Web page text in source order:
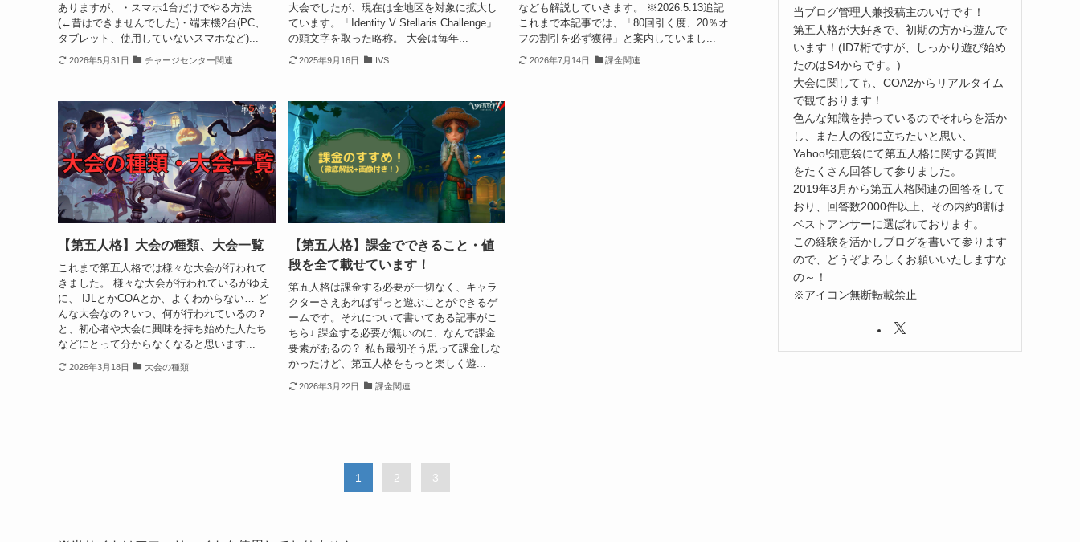
ありますが、・スマホ1台だけでやる方法
(←昔はできませんでした)・端末機2台(PC、
タブレット、使用していないスマホなど)...
2026年5月31日 チャージセンター関連
大会でしたが、現在は全地区を対象に拡大し
ています。「Identity V Stellaris Challenge」
の頭文字を取った略称。 大会は毎年...
2025年9月16日 IVS
なども解説していきます。 ※2026.5.13追記
これまで本記事では、「80回引く度、20％オ
フの割引を必ず獲得」と案内していまし...
2026年7月14日 課金関連
【第五人格】大会の種類、大会一覧
これまで第五人格では様々な大会が行われて
きました。 様々な大会が行われているがゆえ
に、 IJLとかCOAとか、よくわからない… ど
んな大会なの？いつ、何が行われているの？
と、初心者や大会に興味を持ち始めた人たち
などにとって分からなくなると思います...
2026年3月18日 大会の種類
【第五人格】課金でできること・値
段を全て載せています！
第五人格は課金する必要が一切なく、キャラ
クターさえあればずっと遊ぶことができるゲ
ームです。それについて書いてある記事がこ
ちら↓ 課金する必要が無いのに、なんで課金
要素があるの？ 私も最初そう思って課金しな
かったけど、第五人格をもっと楽しく遊...
2026年3月22日 課金関連
1 2 3
当ブログ管理人兼投稿主のいけです！
第五人格が大好きで、初期の方から遊んで
います！(ID7桁ですが、しっかり遊び始め
たのはS4からです。)
大会に関しても、COA2からリアルタイム
で観ております！
色んな知識を持っているのでそれらを活か
し、また人の役に立ちたいと思い、
Yahoo!知恵袋にて第五人格に関する質問
をたくさん回答して参りました。
2019年3月から第五人格関連の回答をして
おり、回答数2000件以上、その内約8割は
ベストアンサーに選ばれております。
この経験を活かしブログを書いて参ります
ので、どうぞよろしくお願いいたしますな
の～！
※アイコン無断転載禁止